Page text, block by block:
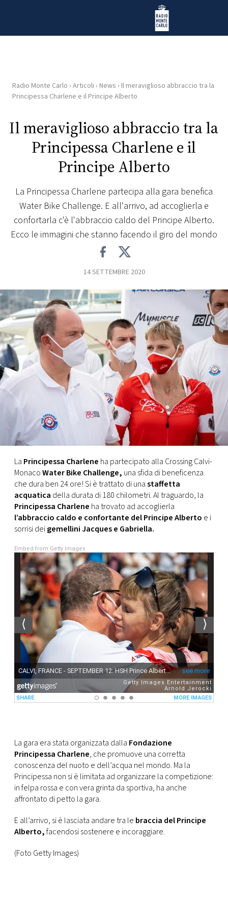
Radio Monte Carlo
HOME
RADIO
WEB
PLAYLIST
NEWS
EVENTI
VIDEO
TV
PRINCIPATO
DI
MONACO
CONSIGLIA
Radio Monte Carlo › Articoli › News › Il meraviglioso abbraccio tra la
Principessa Charlene e il Principe Alberto
Il meraviglioso abbraccio tra la
Principessa Charlene e il
Principe Alberto
La Principessa Charlene partecipa alla gara benefica
Water Bike Challenge. E all'arrivo, ad accoglierla e
confortarla c'è l'abbraccio caldo del Principe Alberto.
Ecco le immagini che stanno facendo il giro del mondo
14 SETTEMBRE 2020
La Principessa Charlene ha partecipato alla Crossing Calvi-
MonacoWater Bike Challenge, una sfida di beneficenza
che dura ben 24 ore! Si è trattato di unastaffetta
acquatica della durata di 180 chilometri. Al traguardo, la
Principessa Charlene ha trovato ad accoglierla
l’abbraccio caldo e confortante del Principe Alberto e i
sorrisi deigemellini Jacques e Gabriella.
Embed from Getty Images
La gara era stata organizzata dalla Fondazione
Principessa Charlene, che promuove una corretta
conoscenza del nuoto e dell’acqua nel mondo. Ma la
Principessa non si è limitata ad organizzare la competizione:
in felpa rossa e con vera grinta da sportiva, ha anche
affrontato di petto la gara.
E all’arrivo, si è lasciata andare tra le braccia del Principe
Alberto,facendosi sostenere e incoraggiare.
(Foto Getty Images)